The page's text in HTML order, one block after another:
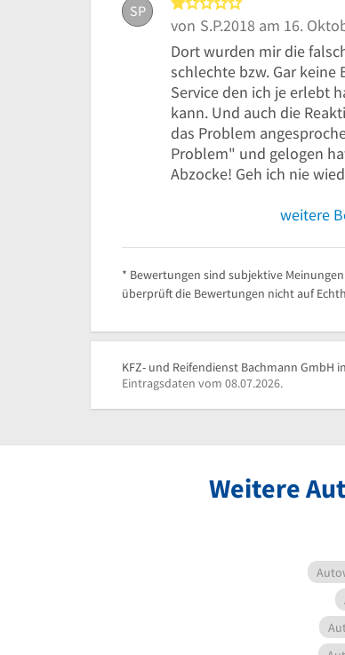
SP
von S.P.2018 am 16.
Dort wurden mir die
schlechte bzw. Gar
Service den ich je erlebt
kann. Und auch die
das Problem
Problem" und gelogen
Abzocke! Geh ich nie
weitere
* Bewertungen sind subjektive
überprüft die Bewertungen nicht auf
KFZ- und Reifendienst Bachmann GmbH
Eintragsdaten vom 08.07.2026.
Weitere